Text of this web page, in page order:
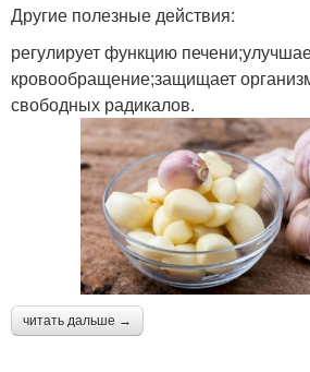
Другие полезные действия:
регулирует функцию
кровообращение;защищает
свободных радикалов.
читать дальше →